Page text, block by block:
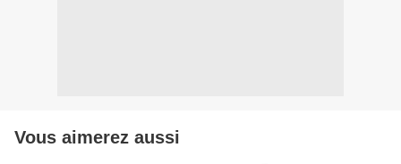
Vous aimerez aussi